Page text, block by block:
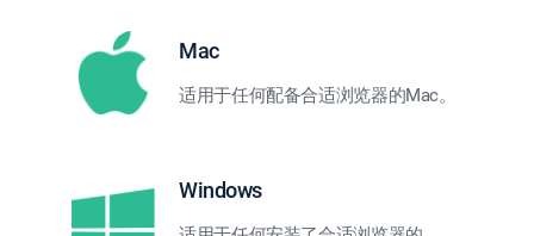
Mac
适用于任何配备合适浏览器的Mac。
Windows